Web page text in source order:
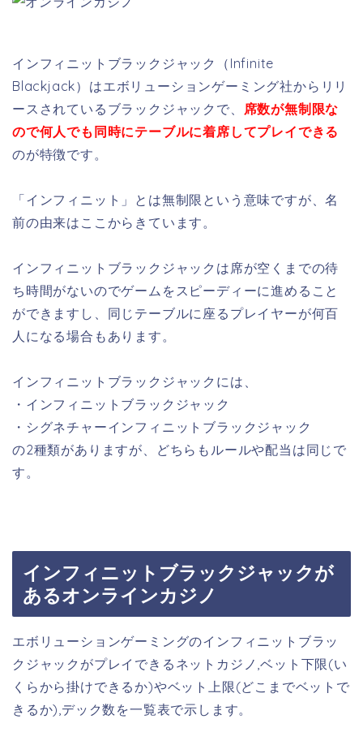
インフィニットブラックジャック（Infinite
Blackjack）はエボリューションゲーミング社からリリ
ースされているブラックジャックで、 席数が無制限な
ので何人でも同時にテーブルに着席してプレイできる
のが特徴です。
「インフィニット」とは無制限という意味ですが、名
前の由来はここからきています。
インフィニットブラックジャックは席が空くまでの待
ち時間がないのでゲームをスピーディーに進めること
ができますし、同じテーブルに座るプレイヤーが何百
人になる場合もあります。
インフィニットブラックジャックには、
・インフィニットブラックジャック
・シグネチャーインフィニットブラックジャック
の2種類がありますが、どちらもルールや配当は同じで
す。
インフィニットブラックジャックが
あるオンラインカジノ
エボリューションゲーミングのインフィニットブラッ
クジャックがプレイできるネットカジノ,ベット下限(い
くらから掛けできるか)やベット上限(どこまでベットで
きるか),デック数を一覧表で示します。